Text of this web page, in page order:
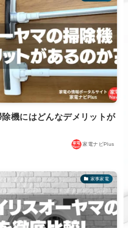
機にはどんなデメリットが
家電ナビPlus
家事家電